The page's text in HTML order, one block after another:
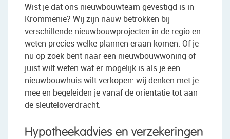
Wist je dat ons nieuwbouwteam gevestigd is in
Krommenie? Wij zijn nauw betrokken bij
verschillende nieuwbouwprojecten in de regio en
weten precies welke plannen eraan komen. Of je
nu op zoek bent naar een nieuwbouwwoning of
juist wilt weten wat er mogelijk is als je een
nieuwbouwhuis wilt verkopen: wij denken met je
mee en begeleiden je vanaf de oriëntatie tot aan
de sleuteloverdracht.
Hypotheekadvies en verzekeringen